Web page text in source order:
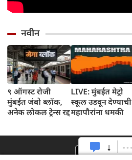
नवीन
९ ऑगस्ट रोजी
मुंबईत जंबो ब्लॉक,
अनेक लोकल ट्रेन्स रद्द
LIVE: मुंबईत मेट्रो
स्कूल उडवून देण्याची
महापौरांना धमकी